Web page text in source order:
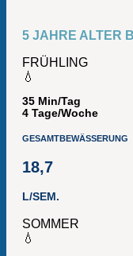
5 JAHRE ALTER
FRÜHLING
💧
35 Min/Tag
4 Tage/Woche
GESAMTBEWÄSSERUNG
18,7
L/SEM.
SOMMER
💧